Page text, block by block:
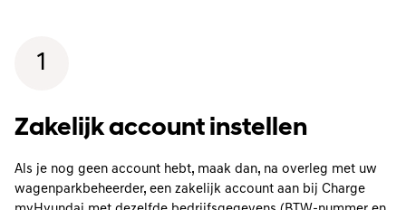
1
Zakelijk account instellen
Als je nog geen account hebt, maak dan, na overleg met uw
wagenparkbeheerder, een zakelijk account aan bij Charge